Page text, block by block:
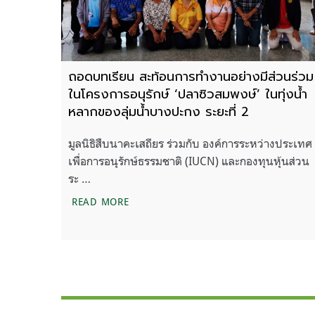
ถอดบทเรียน สะท้อนการทำงานอย่างมีส่วนร่วม
ในโครงการอนุรักษ์ ‘ปลาซิวสมพงษ์’ ในทุ่งน้ำ
หลากของลุ่มน้ำบางปะกง ระยะที่ 2
มูลนิธิสืบนาคะเสถียร ร่วมกับ องค์การระหว่างประเทศ
เพื่อการอนุรักษ์ธรรมชาติ (IUCN) และกองทุนหุ้นส่วน
ระ …
READ MOREถอดบทเรียน สะท้อนการทำงานอย่างมีส่วน